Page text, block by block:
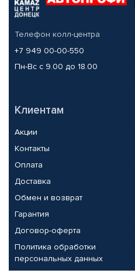
Телефон колл-центра
+7 949 00-00-550
Пн-Вс с 9.00 до 18.00
Клиентам
Акции
Контакты
Оплата
Доставка
Обмен и возврат
Гарантия
Договор-оферта
Политика обработки
персональных данных